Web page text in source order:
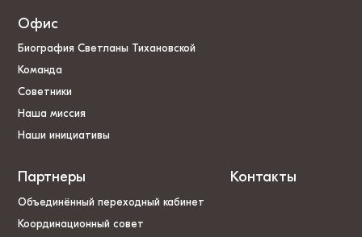
Офис
Биография Светланы Тихановской
Команда
Советники
Наша миссия
Наши инициативы
Партнеры
Объединённый переходный кабинет
Координационный совет
Контакты